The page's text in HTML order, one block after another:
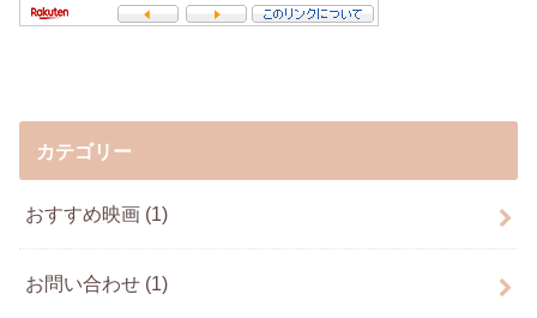
カテゴリー
おすすめ映画 (1)
お問い合わせ (1)